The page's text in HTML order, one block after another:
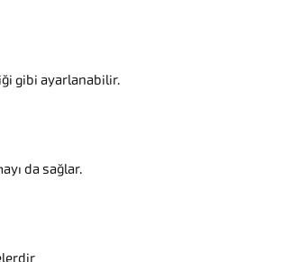
gibi ayarlanabilir.
da sağlar.